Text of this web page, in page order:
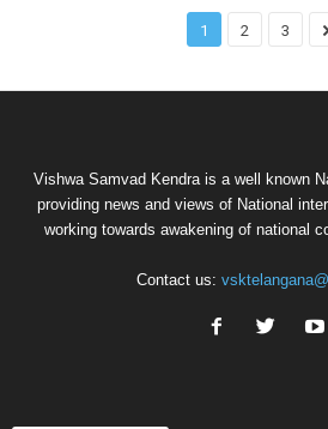
1 2 3
Vishwa Samvad Kendra is a well known
providing news and views of National
working towards awakening of national
Contact us: